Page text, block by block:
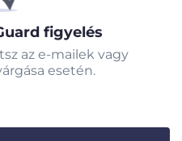
figyelés
az e-mailek vagy
esetén.